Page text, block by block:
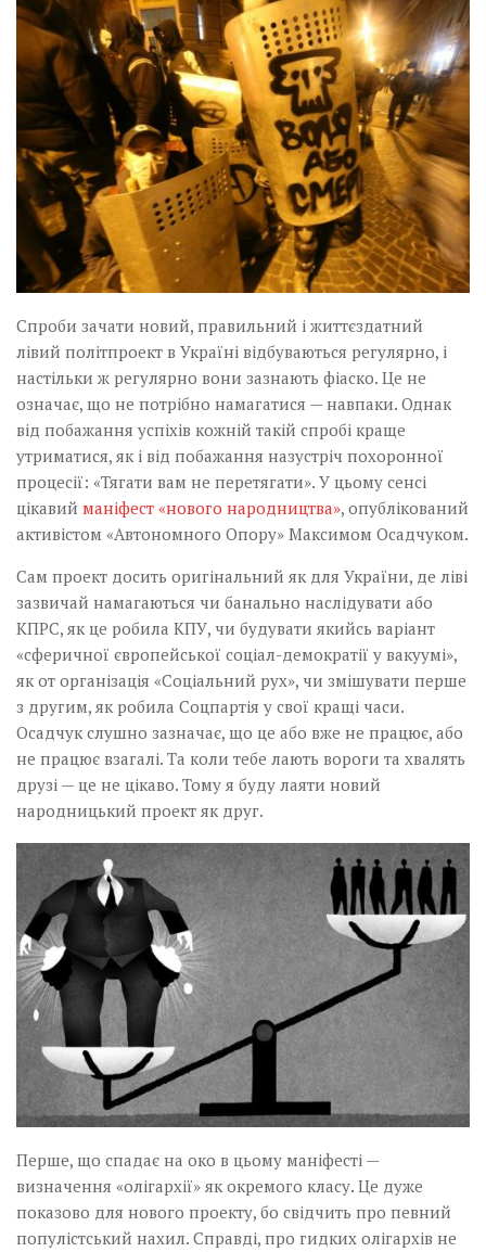
Візуальне
Научпоп
Головне
Цитати
Inter/antinational
Спроби зачати новий, правильний і життєздатний
лівий політпроект в Україні відбуваються регулярно, і
настільки ж регулярно вони зазнають фіаско. Це не
означає, що не потрібно намагатися — навпаки. Однак
від побажання успіхів кожній такій спробі краще
утриматися, як і від побажання назустріч похоронної
процесії: «Тягати вам не перетягати». У цьому сенсі
цікавий маніфест «нового народництва», опублікований
активістом «Автономного Опору» Максимом Осадчуком.
Сам проект досить оригінальний як для України, де ліві
зазвичай намагаються чи банально наслідувати або
КПРС, як це робила КПУ, чи будувати якийсь варіант
«сферичної європейської соціал-демократії у вакуумі»,
як от організація «Соціальний рух», чи змішувати перше
з другим, як робила Соцпартія у свої кращі часи.
Осадчук слушно зазначає, що це або вже не працює, або
не працює взагалі. Та коли тебе лають вороги та хвалять
друзі — це не цікаво. Тому я буду лаяти новий
народницький проект як друг.
Перше, що спадає на око в цьому маніфесті —
визначення «олігархії» як окремого класу. Це дуже
показово для нового проекту, бо свідчить про певний
популістський нахил. Справді, про гидких олігархів не